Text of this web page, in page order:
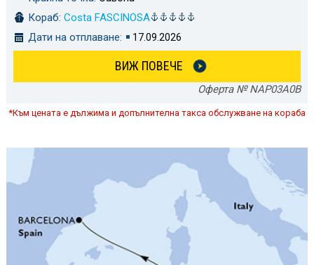
Кораб: Costa FASCINOSA
Дати на отплаване:
17.09.2026
ВИЖ ПОВЕЧЕ
Оферта № NAP03A0B
*Към цената е дължима и допълнителна такса обслужване на кораба